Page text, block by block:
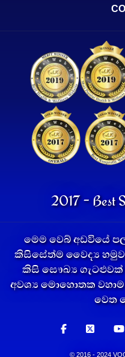
2017 - Best
මෙම වෙබ් අඩවියේ
කිසිසේත්ම වෛද්‍ය
කිසි සෞඛ්‍ය ගැටළුවක්
අවශ්‍ය මොහොතක
වෙත
© 2016 - 2024